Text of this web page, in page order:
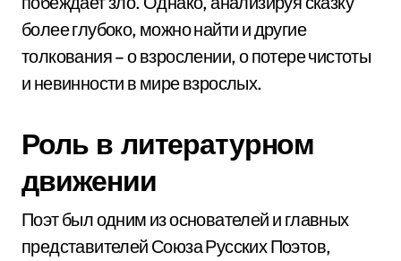
более глубоко, можно найти и другие
толкования – о взрослении, о потере чистоты
и невинности в мире взрослых.
Роль в литературном
движении
Поэт был одним из основателей и главных
представителей Союза Русских Поэтов,